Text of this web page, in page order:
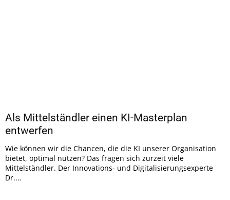
Als Mittelständler einen KI-Masterplan
entwerfen
Wie können wir die Chancen, die die KI unserer Organisation
bietet, optimal nutzen? Das fragen sich zurzeit viele
Mittelständler. Der Innovations- und Digitalisierungsexperte
Dr....